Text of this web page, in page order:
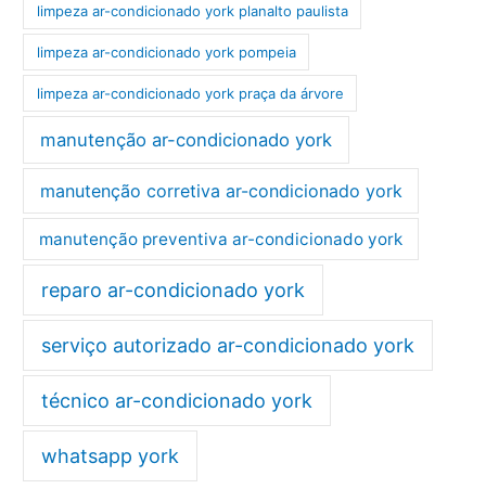
limpeza ar-condicionado york planalto paulista
limpeza ar-condicionado york pompeia
limpeza ar-condicionado york praça da árvore
manutenção ar-condicionado york
manutenção corretiva ar-condicionado york
manutenção preventiva ar-condicionado york
reparo ar-condicionado york
serviço autorizado ar-condicionado york
técnico ar-condicionado york
whatsapp york